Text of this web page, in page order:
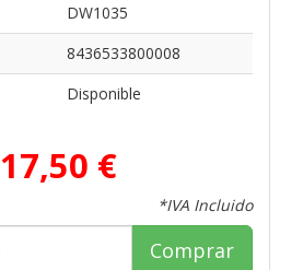
DW1035
8436533800008
Disponible
17,50 €
*IVA Incluido
Comprar